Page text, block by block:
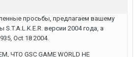
просьбы, предлагаем вашему
версии 2004 года, а
Oct 18 2004.
GSC GAME WORLD НЕ